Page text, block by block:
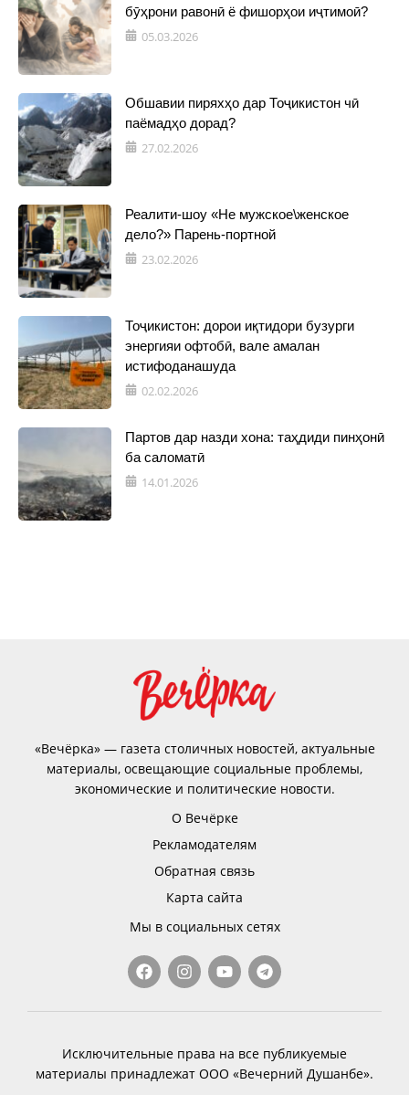
бӯҳрони равонӣ ё фишорҳои иҷтимоӣ?
05.03.2026
Обшавии пиряхҳо дар Тоҷикистон чӣ
паёмадҳо дорад?
27.02.2026
Реалити-шоу «Не мужское\женское
дело?» Парень-портной
23.02.2026
Тоҷикистон: дорои иқтидори бузурги
энергияи офтобӣ, вале амалан
истифоданашуда
02.02.2026
Партов дар назди хона: таҳдиди пинҳонӣ
ба саломатӣ
14.01.2026
«Вечёрка» — газета столичных новостей, актуальные
материалы, освещающие социальные проблемы,
экономические и политические новости.
О Вечёрке
Рекламодателям
Обратная связь
Карта сайта
Мы в социальных сетях
Исключительные права на все публикуемые
материалы принадлежат ООО «Вечерний Душанбе».